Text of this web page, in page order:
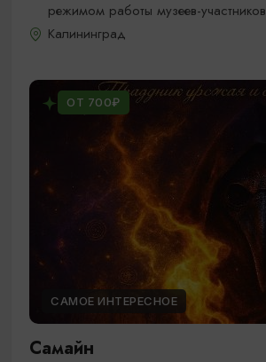
режимом работы музеев-участников
Калининград
ОТ 700₽
САМОЕ ИНТЕРЕСНОЕ
Самайн